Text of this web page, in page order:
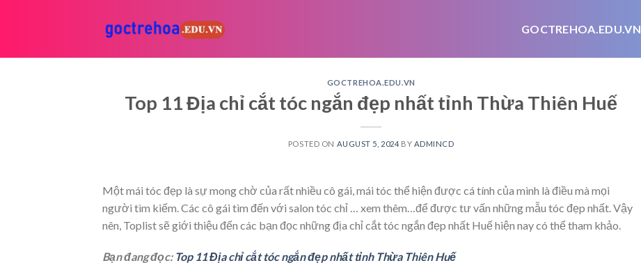
GOCTREHOA.EDU.VN
GOCTREHOA.EDU.VN
Top 11 Địa chỉ cắt tóc ngắn đẹp nhất tỉnh Thừa Thiên Huế
POSTED ON AUGUST 5, 2024 BY ADMINCD
Một mái tóc đẹp là sự mong chờ của rất nhiều cô gái, mái tóc thể hiện được cá tính của mình là điều mà mọi
người tìm kiếm. Các cô gái tìm đến với salon tóc chỉ
… xem thêm… để được tư vấn những mẫu tóc đẹp nhất. Vậy
nên, Toplist sẽ giới thiệu đến các bạn đọc những địa chỉ cắt tóc ngắn đẹp nhất Huế hiện nay có thể tham khảo.
Bạn đang đọc: Top 11 Địa chỉ cắt tóc ngắn đẹp nhất tỉnh Thừa Thiên Huế